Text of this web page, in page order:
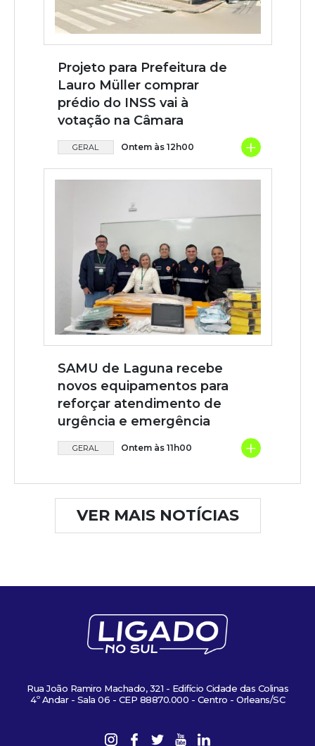
Projeto para Prefeitura de
Lauro Müller comprar
prédio do INSS vai à
votação na Câmara
GERAL Ontem às 12h00 +
SAMU de Laguna recebe
novos equipamentos para
reforçar atendimento de
urgência e emergência
GERAL Ontem às 11h00 +
VER MAIS NOTÍCIAS
Rua João Ramiro Machado, 321 - Edifício Cidade das Colinas
4º Andar - Sala 06 - CEP 88870.000 - Centro - Orleans/SC